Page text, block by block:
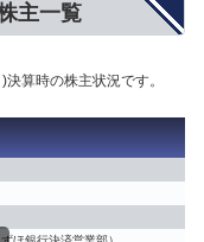
主一覧
算時の株主状況です。